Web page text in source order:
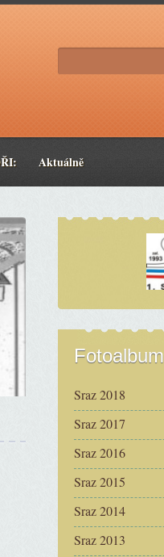
Aktuálně
Fotoalbum
Sraz 2018
Sraz 2017
Sraz 2016
Sraz 2015
Sraz 2014
Sraz 2013